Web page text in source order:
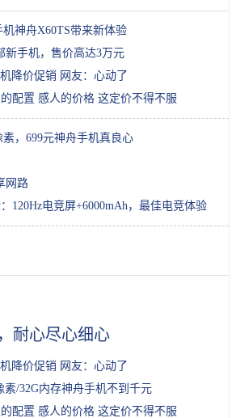
神舟X60TS带来新体验
新手机，售价高达3万元
降价促销 网友：心动了
配置 感人的价格 这定价不得不服
素，699元神舟手机真良心
网路
120Hz电竞屏+6000mAh，最佳电竞体验
耐心尽心细心
降价促销 网友：心动了
素/32G内存神舟手机不到千元
配置 感人的价格 这定价不得不服